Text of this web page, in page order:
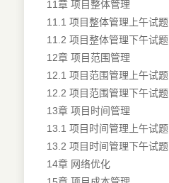
11章 项目整体管理
11.1 项目整体管理上午试题
11.2 项目整体管理下午试题
12章 项目范围管理
12.1 项目范围管理上午试题
12.2 项目范围管理下午试题
13章 项目时间管理
13.1 项目时间管理上午试题
13.2 项目时间管理下午试题
14章 网络优化